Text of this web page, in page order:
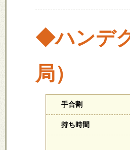
◆ハンデ
局）
手合割
持ち時間